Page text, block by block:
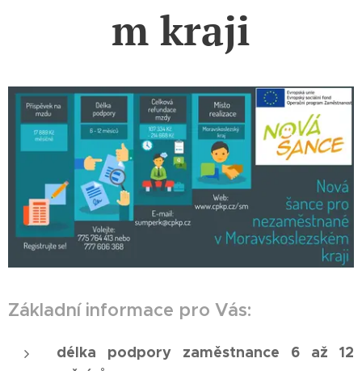
m kraji
Základní informace pro Vás:
délka podpory zaměstnance 6 až 12